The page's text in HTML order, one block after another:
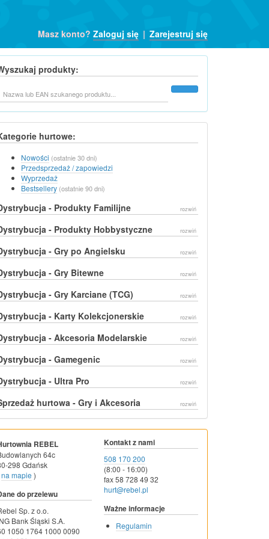
Masz konto? Zaloguj się | Zarejestruj się
produkty:
hurtowe:
Nowości (ostatnie 30 dni)
Przedsprzedaż / zapowiedzi
Wyprzedaż
Bestsellery (ostatnie 90 dni)
- Produkty Familijne rozwiń
- Produkty Hobbystyczne rozwiń
- Gry po Angielsku rozwiń
- Gry Bitewne rozwiń
- Gry Karciane (TCG) rozwiń
- Karty Kolekcjonerskie rozwiń
- Akcesoria Modelarskie rozwiń
- Gamegenic rozwiń
- Ultra Pro rozwiń
hurtowa - Gry i Akcesoria rozwiń
REBEL
64c
298 Gdańsk
na mapie )
do przelewu
Sp. z o.o.
Bank Śląski S.A.
1050 1764 1000 0090
Kontakt z nami
508 170 200
(8:00 - 16:00)
fax 58 728 49 32
hurt@rebel.pl
Ważne informacje
Regulamin